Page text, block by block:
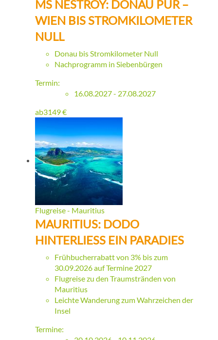
MS NESTROY: DONAU PUR –
WIEN BIS STROMKILOMETER
NULL
Donau bis Stromkilometer Null
Nachprogramm in Siebenbürgen
Termin:
16.08.2027 - 27.08.2027
ab3149€
Flugreise - Mauritius
MAURITIUS: DODO
HINTERLIESS EIN PARADIES
Frühbucherrabatt von 3% bis zum
30.09.2026 auf Termine 2027
Flugreise zu den Traumstränden von
Mauritius
Leichte Wanderung zum Wahrzeichen der
Insel
Termine: